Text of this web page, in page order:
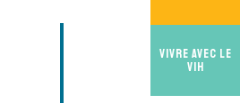
Vivre avec le
VIH